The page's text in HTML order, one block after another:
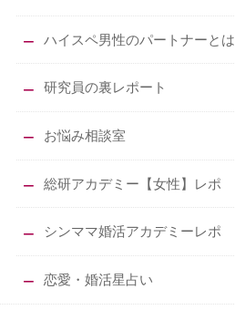
ハイスペ男性のパートナーとは
研究員の裏レポート
お悩み相談室
総研アカデミー【女性】レポ
シンママ婚活アカデミーレポ
恋愛・婚活星占い